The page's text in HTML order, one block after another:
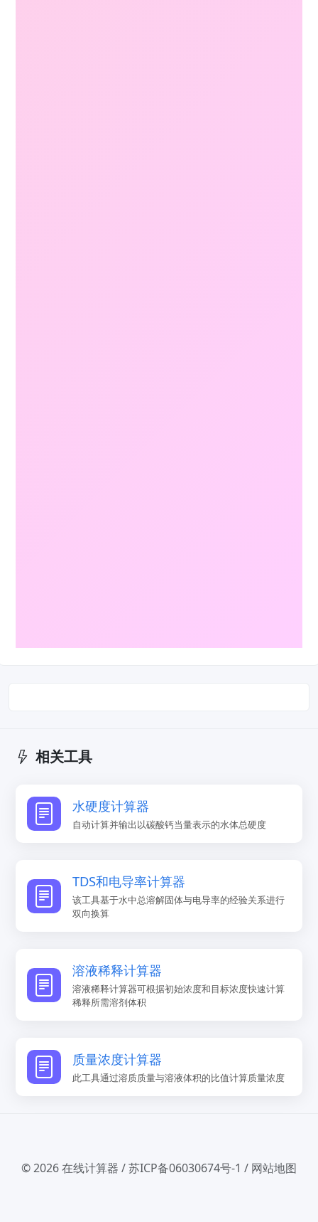
相关工具
水硬度计算器
自动计算并输出以碳酸钙当量表示的水体总硬度
TDS和电导率计算器​
该工具基于水中总溶解固体与电导率的经验关系进行
双向换算
溶液稀释计算器
溶液稀释计算器可根据初始浓度和目标浓度快速计算
稀释所需溶剂体积
质量浓度计算器
此工具通过溶质质量与溶液体积的比值计算质量浓度
© 2026在线计算器 /苏ICP备06030674号-1 / 网站地图